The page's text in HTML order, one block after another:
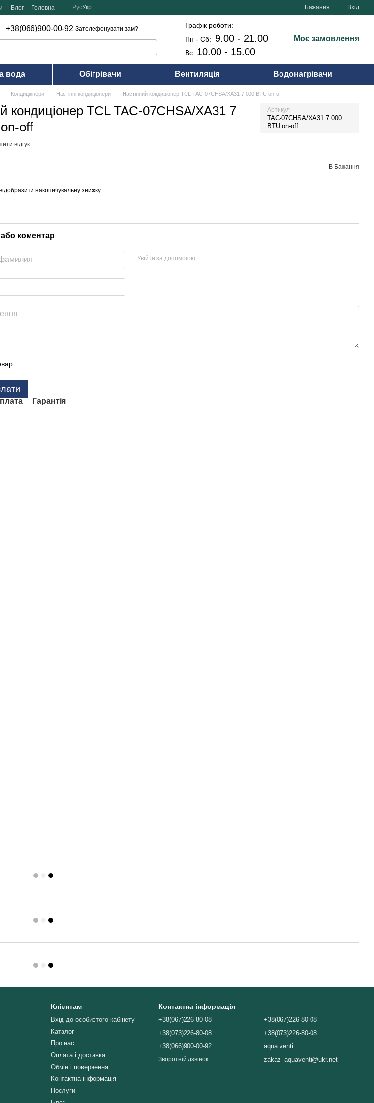
Блог Головна РусУкр Бажання Вхід
+38(066)900-00-92 Зателефонувати вам?
Графік роботи:
Пн - Сб: 9.00 - 21.00
Вс: 10.00 - 15.00
Моє замовлення
вода Обігрівачи Вентиляція Водонагрівачи
Кондиціонери Настінні кондиціонери Настінний кондиціонер TCL TAC-07CHSA/XA31 7 000 BTU on-off
кондиціонер TCL TAC-07CHSA/XA31 7
off
Артикул
TAC-07CHSA/XA31 7 000
BTU on-off
відгук
В Бажання
накопичувальну знижку
або коментар
Увійти за допомогою
Гарантія
Клієнтам
Вхід до особистого кабінету
Каталог
Про нас
Оплата і доставка
Обмін і повернення
Контактна інформація
Послуги
Контактна інформація
+38(067)226-80-08
+38(073)226-80-08
+38(066)900-00-92
Зворотній дзвінок
+38(067)226-80-08
+38(073)226-80-08
aqua.venti
zakaz_aquaventi@ukr.net